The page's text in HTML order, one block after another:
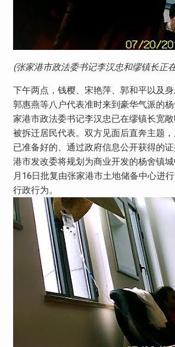
(张家港市政法委书记李汉忠和缪镇长正
下午两点，钱樱、宋艳萍、郭和平以及
郭惠燕等八户代表准时来到豪华气派的
家港市政法委书记李汉忠已在缪镇长宽
被拆迁居民代表。双方见面后直奔主题
已准备好的、通过政府信息公开获得的
港市发改委将规划为商业开发的杨舍镇
月16日批复由张家港市土地储备中心进
行政行为。